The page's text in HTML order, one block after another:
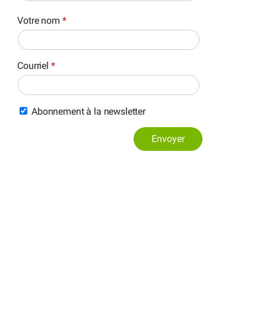
Votre nom *
Courriel *
Abonnement à la newsletter
Envoyer